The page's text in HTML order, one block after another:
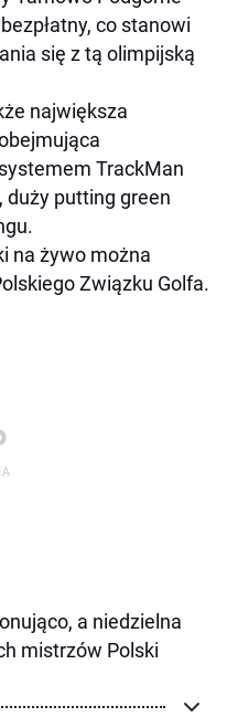
co stanowi
się z tą olimpijską
największa
TrackMan
duży putting green
na żywo można
Związku Golfa.
a niedzielna
mistrzów Polski